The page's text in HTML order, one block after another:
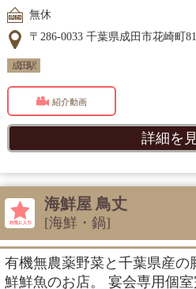
無休
〒286-0033 千葉県成田市花崎町
成田駅
紹介動画
詳細を
海鮮屋 鳥丈
[海鮮・鍋]
有機無農薬野菜と千葉県産の
鮮鮮魚のお店。 宴会専用個